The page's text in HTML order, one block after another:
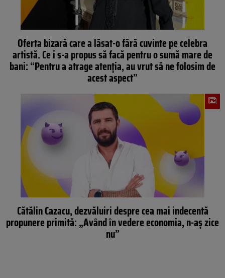
Oferta bizară care a lăsat-o fără cuvinte pe celebra
artistă. Ce i s-a propus să facă pentru o sumă mare de
bani: “Pentru a atrage atenția, au vrut să ne folosim de
acest aspect”
Cătălin Cazacu, dezvăluiri despre cea mai indecentă
propunere primită: „Având în vedere economia, n-aș zice
nu”